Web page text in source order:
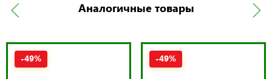
Аналогичные товары
-49% -49%